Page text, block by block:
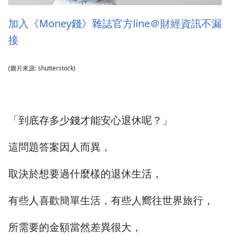
加入《Money錢》雜誌官方line＠財經資訊不漏
接
(圖片來源: shutterstock)
「到底存多少錢才能安心退休呢？」
這問題答案因人而異，
取決於想要過什麼樣的退休生活，
有些人喜歡簡單生活，有些人嚮往世界旅行，
所需要的金額當然差異很大，